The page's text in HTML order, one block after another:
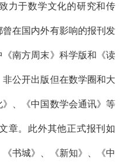
力于数学文化的研究和传
在国内外有影响的报刊发
南方周末》科学版和《读
公开出版但在数学圈和大
、《中国数学会通讯》等
章。此外其他正式报刊如
《书城》、《新知》、《中